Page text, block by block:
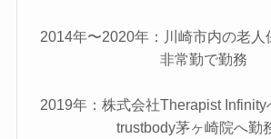
2014年〜2020年：川崎市内の老人
非常勤で勤務
2019年：株式会社Therapist Infinity
trustbody茅ヶ崎院へ勤